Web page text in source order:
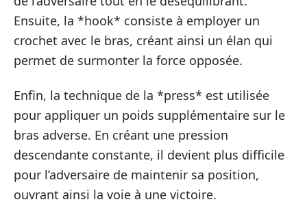
Ensuite, la *hook* consiste à employer un
crochet avec le bras, créant ainsi un élan qui
permet de surmonter la force opposée.
Enfin, la technique de la *press* est utilisée
pour appliquer un poids supplémentaire sur le
bras adverse. En créant une pression
descendante constante, il devient plus difficile
pour l’adversaire de maintenir sa position,
ouvrant ainsi la voie à une victoire.